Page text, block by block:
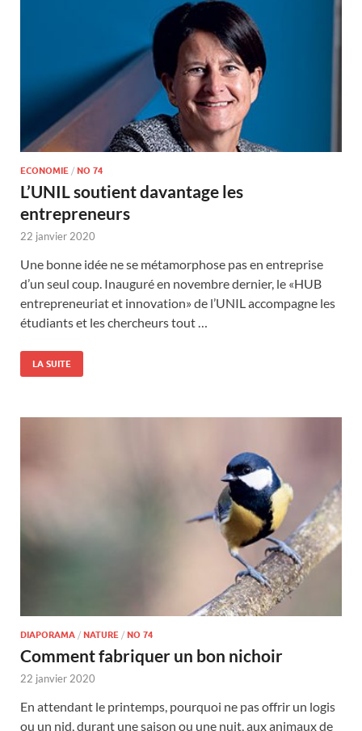
ECONOMIE / NO 74
L’UNIL soutient davantage les
entrepreneurs
22 janvier 2020
Une bonne idée ne se métamorphose pas en entreprise
d’un seul coup. Inauguré en novembre dernier, le «HUB
entrepreneuriat et innovation» de l’UNIL accompagne les
étudiants et les chercheurs tout …
LA SUITE
DIAPORAMA / NATURE / NO 74
Comment fabriquer un bon nichoir
22 janvier 2020
En attendant le printemps, pourquoi ne pas offrir un logis
ou un nid, durant une saison ou une nuit, aux animaux de